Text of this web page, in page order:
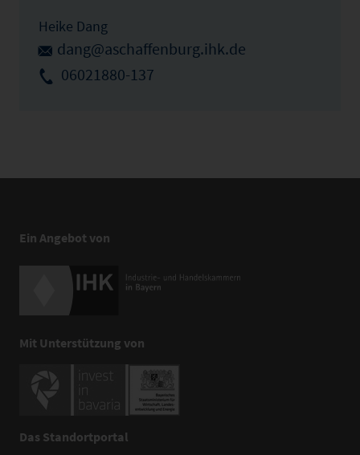
Heike Dang
dang@aschaffenburg.ihk.de
06021880-137
Ein Angebot von
Mit Unterstützung von
Das Standortportal